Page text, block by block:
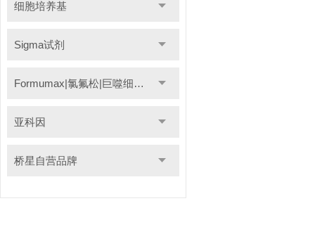
细胞培养基
Sigma试剂
Formumax|氯氟松|巨噬细胞清除剂
亚科因
桥星自营品牌